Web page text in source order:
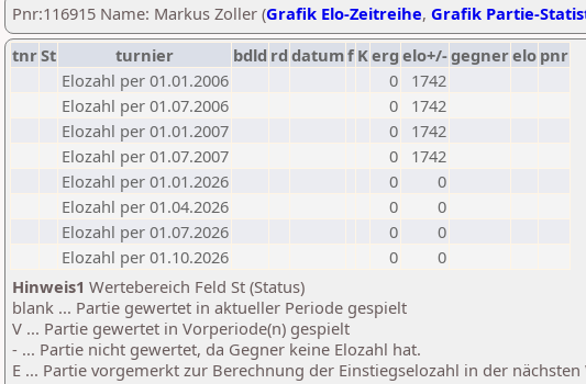
Pnr:116915 Name: Markus Zoller (Grafik Elo-Zeitreihe, Grafik Partie-
tnrSt turnier bdld rd datumf Kerg elo+/-gegnerelo pnr
Elozahl per 01.01.2006
0
1742
Elozahl per 01.07.2006
0
1742
Elozahl per 01.01.2007
0
1742
Elozahl per 01.07.2007
0
1742
Elozahl per 01.01.2026
0
0
Elozahl per 01.04.2026
0
0
Elozahl per 01.07.2026
0
0
Elozahl per 01.10.2026
0
0
Hinweis1 Wertebereich Feld St (Status)
blank ... Partie gewertet in aktueller Periode gespielt
V ... Partie gewertet in Vorperiode(n) gespielt
- ... Partie nicht gewertet, da Gegner keine Elozahl hat.
E ... Partie vorgemerkt zur Berechnung der Einstiegselozahl in der